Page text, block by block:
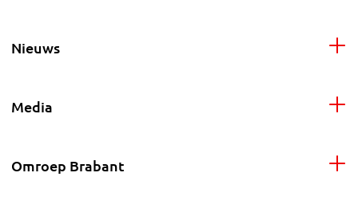
Nieuws
Media
Omroep Brabant